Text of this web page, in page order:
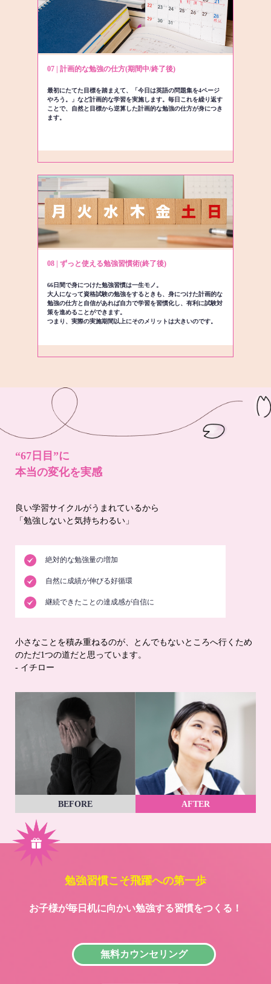
07 | 計画的な勉強の仕方(期間中/終了後)
最初にたてた目標を踏まえて、「今日は英語の問題集を4ページ
やろう。」など計画的な学習を実施します。毎日これを繰り返す
ことで、自然と目標から逆算した計画的な勉強の仕方が身につき
ます。
08 | ずっと使える勉強習慣術(終了後)
66日間で身につけた勉強習慣は一生モノ。
大人になって資格試験の勉強をするときも、身につけた計画的な
勉強の仕方と自信があれば自力で学習を習慣化し、有利に試験対
策を進めることができます。
つまり、実際の実施期間以上にそのメリットは大きいのです。
“67日目”に
本当の変化を実感
良い学習サイクルがうまれているから
「勉強しないと気持ちわるい」
絶対的な勉強量の増加
自然に成績が伸びる好循環
継続できたことの達成感が自信に
小さなことを積み重ねるのが、とんでもないところへ行くため
のただ1つの道だと思っています。
- イチロー
BEFORE AFTER
勉強習慣こそ飛躍への第一歩
お子様が毎日机に向かい勉強する習慣をつくる！
無料カウンセリング